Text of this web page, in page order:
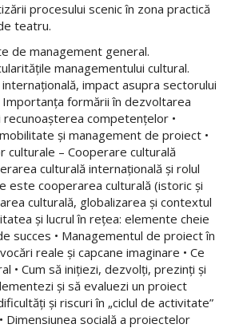
procesului scenic în zona practică
teatru.
de management general.
managementului cultural.
impact asupra sectorului
Importanţa formării în dezvoltarea
recunoaşterea competenţelor •
şi management de proiect •
culturale – Cooperare culturală
culturală internaţională şi rolul
este cooperarea culturală (istoric şi
culturală, globalizarea şi contextul
şi lucrul în reţea: elemente cheie
succes • Managementul de proiect în
reale şi capcane imaginare • Ce
• Cum să iniţiezi, dezvolţi, prezinţi şi
şi să evaluezi un proiect
şi riscuri în „ciclul de activitate”
Dimensiunea socială a proiectelor